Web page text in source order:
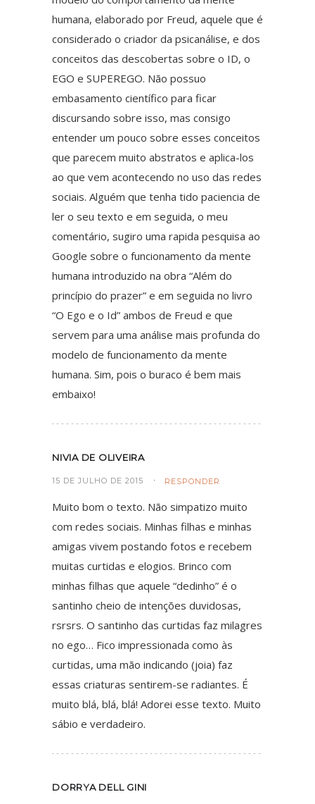
humana, elaborado por Freud, aquele que é
considerado o criador da psicanálise, e dos
conceitos das descobertas sobre o ID, o
EGO e SUPEREGO. Não possuo
embasamento científico para ficar
discursando sobre isso, mas consigo
entender um pouco sobre esses conceitos
que parecem muito abstratos e aplica-los
ao que vem acontecendo no uso das redes
sociais. Alguém que tenha tido paciencia de
ler o seu texto e em seguida, o meu
comentário, sugiro uma rapida pesquisa ao
Google sobre o funcionamento da mente
humana introduzido na obra “Além do
princípio do prazer” e em seguida no livro
“O Ego e o Id” ambos de Freud e que
servem para uma análise mais profunda do
modelo de funcionamento da mente
humana. Sim, pois o buraco é bem mais
embaixo!
NIVIA DE OLIVEIRA
15 DE JULHO DE 2015 RESPONDER
Muito bom o texto. Não simpatizo muito
com redes sociais. Minhas filhas e minhas
amigas vivem postando fotos e recebem
muitas curtidas e elogios. Brinco com
minhas filhas que aquele “dedinho” é o
santinho cheio de intenções duvidosas,
rsrsrs. O santinho das curtidas faz milagres
no ego… Fico impressionada como às
curtidas, uma mão indicando (joia) faz
essas criaturas sentirem-se radiantes. É
muito blá, blá, blá! Adorei esse texto. Muito
sábio e verdadeiro.
DORRYA DELL GINI